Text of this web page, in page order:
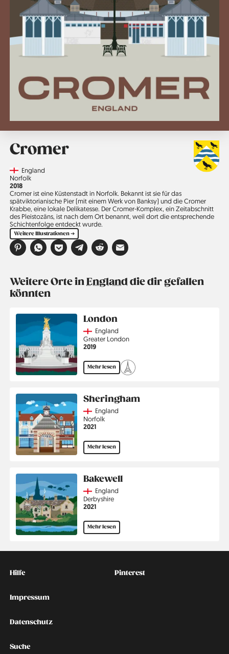
Cromer
CountryEngland
Region
Norfolk
Jahr
2018
Cromer ist eine Küstenstadt in Norfolk. Bekannt ist sie für das
spätviktorianische Pier (mit einem Werk von Banksy) und die Cromer
Krabbe, eine lokale Delikatesse. Der Cromer-Komplex, ein Zeitabschnitt
des Pleistozäns, ist nach dem Ort benannt, weil dort die entsprechende
Schichtenfolge entdeckt wurde.
Weitere Illustrationen ➔
Weitere Orte inEnglanddie dir gefallen
könnten
London
CountryEngland
Region
Greater London
Jahr
2019
Mehr lesen
Sheringham
CountryEngland
Region
Norfolk
Jahr
2021
Mehr lesen
Bakewell
CountryEngland
Region
Derbyshire
Jahr
2021
Mehr lesen
Kontakt
Hilfe
Impressum
Datenschutz
Suche
Social
Pinterest